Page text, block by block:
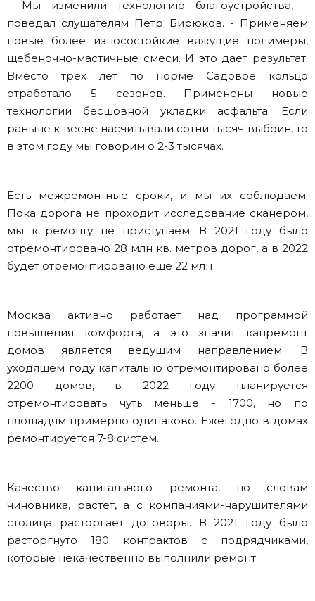
- Мы изменили технологию благоустройства, -
поведал слушателям Петр Бирюков. - Применяем
новые более износостойкие вяжущие полимеры,
щебеночно-мастичные смеси. И это дает результат.
Вместо трех лет по норме Садовое кольцо
отработало 5 сезонов. Применены новые
технологии бесшовной укладки асфальта. Если
раньше к весне насчитывали сотни тысяч выбоин, то
в этом году мы говорим о 2-3 тысячах.
Есть межремонтные сроки, и мы их соблюдаем.
Пока дорога не проходит исследование сканером,
мы к ремонту не приступаем. В 2021 году было
отремонтировано 28 млн кв. метров дорог, а в 2022
будет отремонтировано еще 22 млн
Москва активно работает над программой
повышения комфорта, а это значит капремонт
домов является ведущим направлением. В
уходящем году капитально отремонтировано более
2200 домов, в 2022 году планируется
отремонтировать чуть меньше - 1700, но по
площадям примерно одинаково. Ежегодно в домах
ремонтируется 7-8 систем.
Качество капитального ремонта, по словам
чиновника, растет, а с компаниями-нарушителями
столица расторгает договоры. В 2021 году было
расторгнуто 180 контрактов с подрядчиками,
которые некачественно выполнили ремонт.